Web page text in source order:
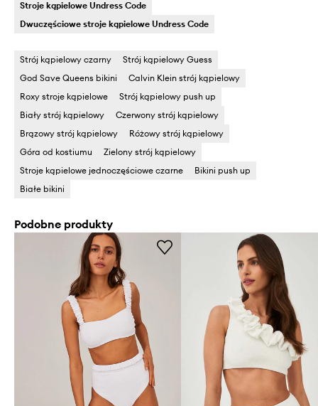
Stroje kąpielowe Undress Code
Dwuczęściowe stroje kąpielowe Undress Code
Strój kąpielowy czarny
Strój kąpielowy Guess
God Save Queens bikini
Calvin Klein strój kąpielowy
Roxy stroje kąpielowe
Strój kąpielowy push up
Biały strój kąpielowy
Czerwony strój kąpielowy
Brązowy strój kąpielowy
Różowy strój kąpielowy
Góra od kostiumu
Zielony strój kąpielowy
Stroje kąpielowe jednoczęściowe czarne
Bikini push up
Białe bikini
Podobne produkty